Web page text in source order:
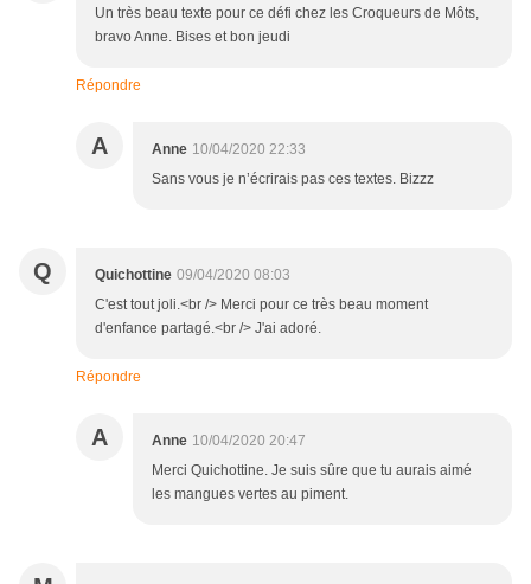
Un très beau texte pour ce défi chez les Croqueurs de Môts,
bravo Anne. Bises et bon jeudi
Répondre
A Anne 10/04/2020 22:33
Sans vous je n’écrirais pas ces textes. Bizzz
Q Quichottine 09/04/2020 08:03
C'est tout joli.<br /> Merci pour ce très beau moment
d'enfance partagé.<br /> J'ai adoré.
Répondre
A Anne 10/04/2020 20:47
Merci Quichottine. Je suis sûre que tu aurais aimé
les mangues vertes au piment.